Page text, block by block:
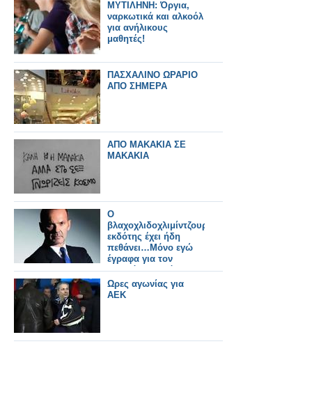
ΜΥΤΙΛΗΝΗ: Όργια,
ναρκωτικά και αλκοόλ
για ανήλικους
μαθητές!
ΠΑΣΧΑΛΙΝΟ ΩΡΑΡΙΟ
ΑΠΟ ΣΗΜΕΡΑ
ΑΠΟ ΜΑΚΑΚΙΑ ΣΕ
ΜΑΚΑΚΙΑ
Ο
βλαχοχλιδοχλιμίντζουρας
εκδότης έχει ήδη
πεθάνει…Μόνο εγώ
έγραφα για τον
Κωστόπουλο όταν
όλοι τον
προσκυνούσαν…Ποια
Ωρες αγωνίας για
ΑΕΚ